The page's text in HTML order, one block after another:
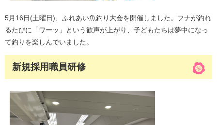
5月16日(土曜日)、ふれあい魚釣り大会を開催しました。フナが釣れ
るたびに「ワーッ」という歓声が上がり、子どもたちは夢中になっ
て釣りを楽しんでいました。
新規採用職員研修